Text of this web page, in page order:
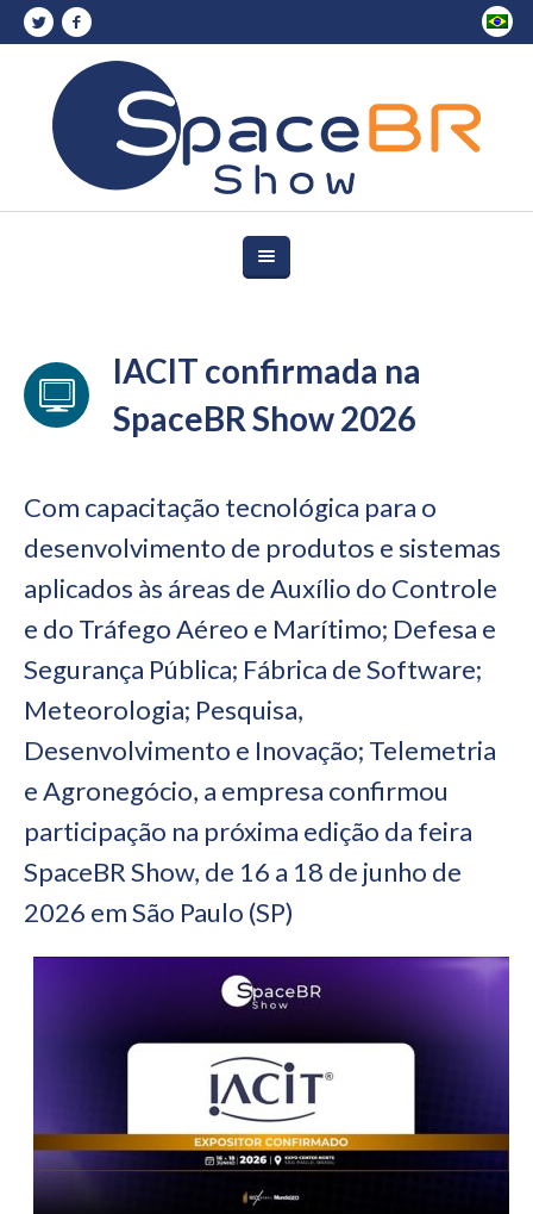
IACIT confirmada na
SpaceBR Show 2026
Com capacitação tecnológica para o
desenvolvimento de produtos e sistemas
aplicados às áreas de Auxílio do Controle
e do Tráfego Aéreo e Marítimo; Defesa e
Segurança Pública; Fábrica de Software;
Meteorologia; Pesquisa,
Desenvolvimento e Inovação; Telemetria
e Agronegócio, a empresa confirmou
participação na próxima edição da feira
SpaceBR Show, de 16 a 18 de junho de
2026 em São Paulo (SP)